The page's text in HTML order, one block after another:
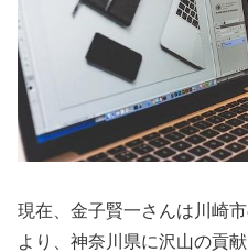
現在、金子賢一さんは川崎
より、神奈川県に沢山の貢